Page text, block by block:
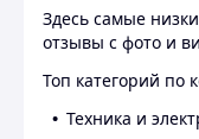
Здесь самые
отзывы с фото и
Топ категорий по
Техника и